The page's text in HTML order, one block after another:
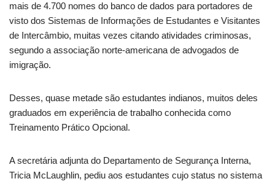
mais de 4.700 nomes do banco de dados para portadores de
visto dos Sistemas de Informações de Estudantes e Visitantes
de Intercâmbio, muitas vezes citando atividades criminosas,
segundo a associação norte-americana de advogados de
imigração.
Desses, quase metade são estudantes indianos, muitos deles
graduados em experiência de trabalho conhecida como
Treinamento Prático Opcional.
A secretária adjunta do Departamento de Segurança Interna,
Tricia McLaughlin, pediu aos estudantes cujo status no sistema